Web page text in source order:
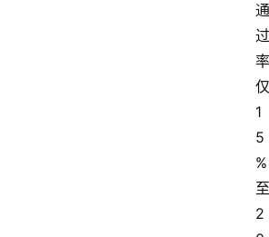
通
过
率
仅
1
5
%
至
2